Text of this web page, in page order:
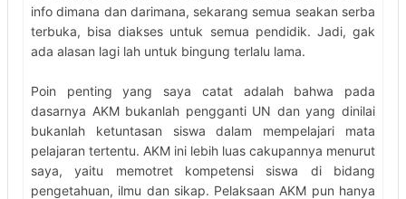
info dimana dan darimana, sekarang semua seakan serba
terbuka, bisa diakses untuk semua pendidik. Jadi, gak
ada alasan lagi lah untuk bingung terlalu lama.
Poin penting yang saya catat adalah bahwa pada
dasarnya AKM bukanlah pengganti UN dan yang dinilai
bukanlah ketuntasan siswa dalam mempelajari mata
pelajaran tertentu. AKM ini lebih luas cakupannya menurut
saya, yaitu memotret kompetensi siswa di bidang
pengetahuan, ilmu dan sikap. Pelaksaan AKM pun hanya